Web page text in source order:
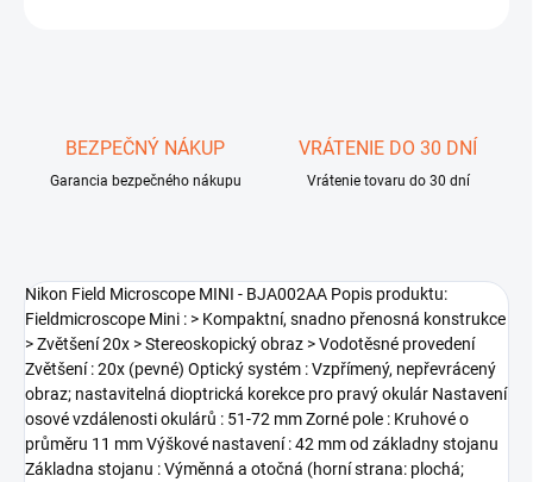
BEZPEČNÝ NÁKUP
Garancia bezpečného nákupu
VRÁTENIE DO 30 DNÍ
Vrátenie tovaru do 30 dní
Nikon Field Microscope MINI - BJA002AA Popis produktu:
Fieldmicroscope Mini : > Kompaktní, snadno přenosná konstrukce
> Zvětšení 20x > Stereoskopický obraz > Vodotěsné provedení
Zvětšení : 20x (pevné) Optický systém : Vzpřímený, nepřevrácený
obraz; nastavitelná dioptrická korekce pro pravý okulár Nastavení
osové vzdálenosti okulárů : 51-72 mm Zorné pole : Kruhové o
průměru 11 mm Výškové nastavení : 42 mm od základny stojanu
Základna stojanu : Výměnná a otočná (horní strana: plochá;